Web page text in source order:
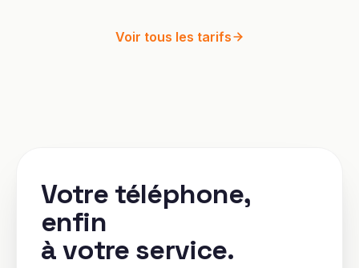
Voir tous les tarifs
Votre téléphone,
enfin
à votre service.